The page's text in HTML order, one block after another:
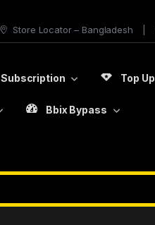
Store Locator – Bangladesh
Subscription Top Up
Bbix Bypass